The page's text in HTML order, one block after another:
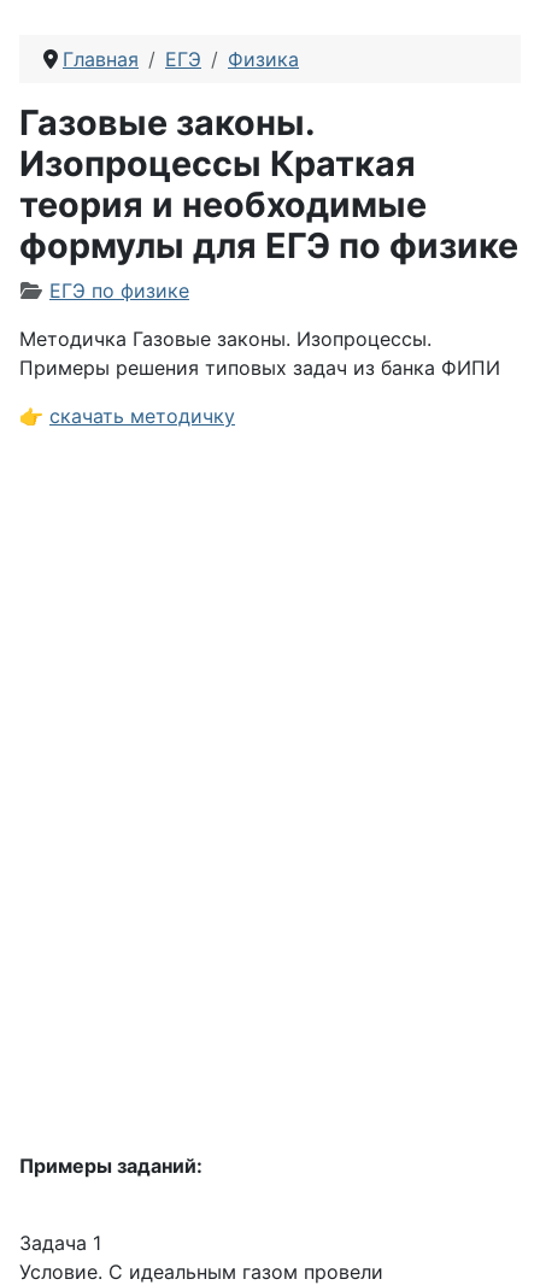
Главная ЕГЭ Физика
Газовые законы.
Изопроцессы Краткая
теория и необходимые
формулы для ЕГЭ по физике
Информация о материале
ЕГЭ по физике
Методичка Газовые законы. Изопроцессы.
Примеры решения типовых задач из банка ФИПИ
👉 скачать методичку
Примеры заданий:
Задача 1
Условие. С идеальным газом провели